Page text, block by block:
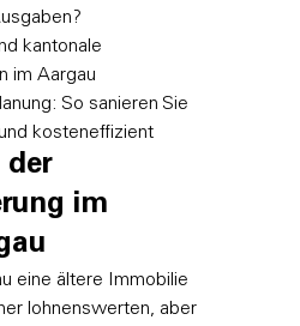
kantonale
im Aargau
So sanieren Sie
kosteneffizient
der
im
eine ältere Immobilie
lohnenswerten, aber